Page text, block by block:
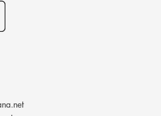
(si apre l’app di posta